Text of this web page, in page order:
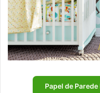
Papel de